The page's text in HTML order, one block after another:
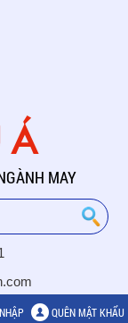
Á
MAY
QUÊN MẬT KHẨU